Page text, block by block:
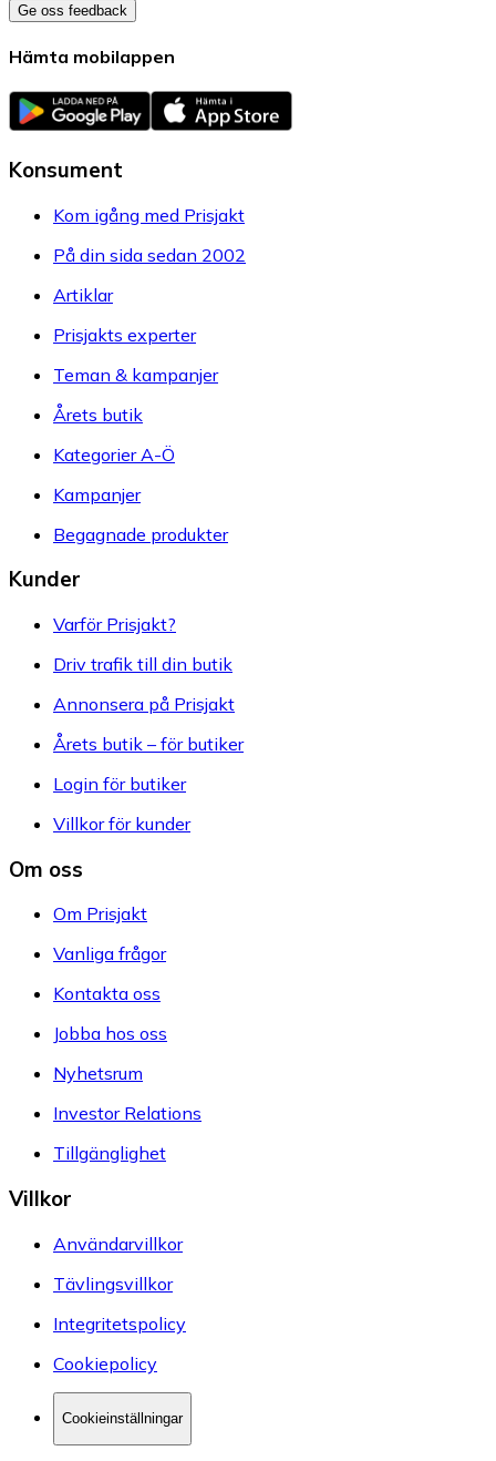
Ge oss feedback
Hämta mobilappen
Konsument
Kom igång med Prisjakt
På din sida sedan 2002
Artiklar
Prisjakts experter
Teman & kampanjer
Årets butik
Kategorier A-Ö
Kampanjer
Begagnade produkter
Kunder
Varför Prisjakt?
Driv trafik till din butik
Annonsera på Prisjakt
Årets butik – för butiker
Login för butiker
Villkor för kunder
Om oss
Om Prisjakt
Vanliga frågor
Kontakta oss
Jobba hos oss
Nyhetsrum
Investor Relations
Tillgänglighet
Villkor
Användarvillkor
Tävlingsvillkor
Integritetspolicy
Cookiepolicy
Cookieinställningar